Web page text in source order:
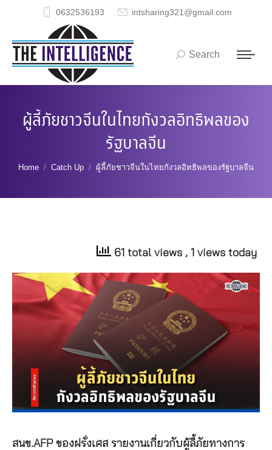
0632536193 intsharing321@gmail.com
Search:
Search
ผู้ลี้ภัยชาวจีนในไทยกังวลอิทธิพลของ
รัฐบาลจีน
You are here:
Home Catch Up ผู้ลี้ภัยชาวจีนในไทยกังวลอิทธิพลของรัฐบาลจีน
61 total views , 1 views today
สนข.AFP ของฝรั่งเศส รายงานเกี่ยวกับผู้ลี้ภัยทางการ